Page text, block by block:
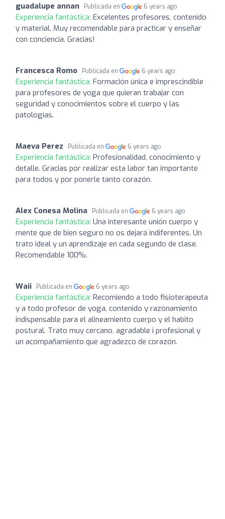
guadalupe annan Publicada en 6 years ago
Experiencia fantástica: Excelentes profesores, contenido
y material. Muy recomendable para practicar y enseñar
con conciencia. Gracias!
Francesca Romo Publicada en 6 years ago
Experiencia fantástica: Formación única e imprescindible
para profesores de yoga que quieran trabajar con
seguridad y conocimientos sobre el cuerpo y las
patologías.
Maeva Perez Publicada en 6 years ago
Experiencia fantástica: Profesionalidad, conocimiento y
detalle. Gracias por realizar esta labor tan importante
para todos y por ponerle tanto corazón.
Alex Conesa Molina Publicada en 6 years ago
Experiencia fantástica: Una interesante unión cuerpo y
mente que de bien seguro no os dejará indiferentes. Un
trato ideal y un aprendizaje en cada segundo de clase.
Recomendable 100%.
Waii Publicada en 6 years ago
Experiencia fantástica: Recomiendo a todo fisioterapeuta
y a todo profesor de yoga, contenido y razonamiento
indispensable para el alineamiento cuerpo y el habito
postural. Trato muy cercano, agradable i profesional y
un acompañamiento que agradezco de corazón.